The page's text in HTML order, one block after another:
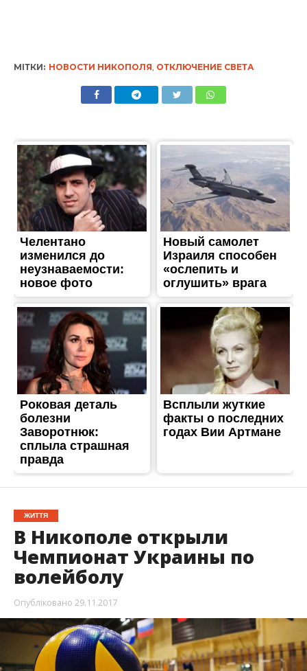
ЖИТТЯ
В Никополе открыли
Чемпионат Украины по
волейболу
Опубліковано 29.11.2017
В Никополе состоялось открытие Чемпионата
Украины по волейболу. Спортсмены местного
клуба одержали победу.
Об этомИнформаторусообщили в пресс-службе
Никопольского городского совета. Зал «Спартак»
детской юношеской спортивной школы №1 был